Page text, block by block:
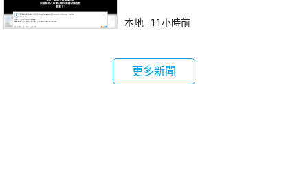
本地 11小時前
更多新聞